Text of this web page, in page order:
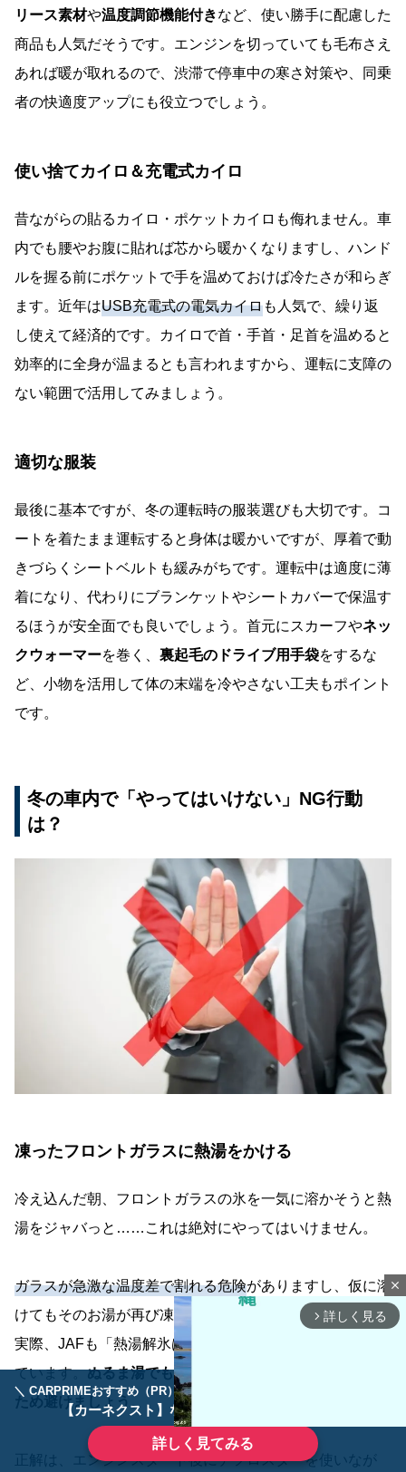
＼ CARPRIMEおすすめ（PR） ／
【カーネクスト】ならどんなクルマも高価買取
詳しく見てみる
リース素材や温度調節機能付きなど、使い勝手に配慮した
商品も人気だそうです。エンジンを切っていても毛布さえ
あれば暖が取れるので、渋滞で停車中の寒さ対策や、同乗
者の快適度アップにも役立つでしょう。
使い捨てカイロ＆充電式カイロ
昔ながらの貼るカイロ・ポケットカイロも侮れません。車
内でも腰やお腹に貼れば芯から暖かくなりますし、ハンド
ルを握る前にポケットで手を温めておけば冷たさが和らぎ
ます。近年はUSB充電式の電気カイロも人気で、繰り返
し使えて経済的です。カイロで首・手首・足首を温めると
効率的に全身が温まるとも言われますから、運転に支障の
ない範囲で活用してみましょう。
適切な服装
最後に基本ですが、冬の運転時の服装選びも大切です。コ
ートを着たまま運転すると身体は暖かいですが、厚着で動
きづらくシートベルトも緩みがちです。運転中は適度に薄
着になり、代わりにブランケットやシートカバーで保温す
るほうが安全面でも良いでしょう。首元にスカーフやネッ
クウォーマーを巻く、 裏起毛のドライブ用手袋をするな
ど、小物を活用して体の末端を冷やさない工夫もポイント
です。
冬の車内で「やってはいけない」NG行動
は？
凍ったフロントガラスに熱湯をかける
冷え込んだ朝、フロントガラスの氷を一気に溶かそうと熱
湯をジャバっと……これは絶対にやってはいけません。
ガラスが急激な温度差で割れる危険がありますし、仮に溶
けてもそのお湯が再び凍り付いてしまう恐れがあります。
実際、JAFも「熱湯解氷は最悪ガラスが割れる」と警告し
ています。ぬるま湯でも再凍結やひび割れのリスクがある
ため避けましょう 。
正解は、エンジンスタート後にデフロスターを使いなが
close
arrow_forward_ios 詳しく見る